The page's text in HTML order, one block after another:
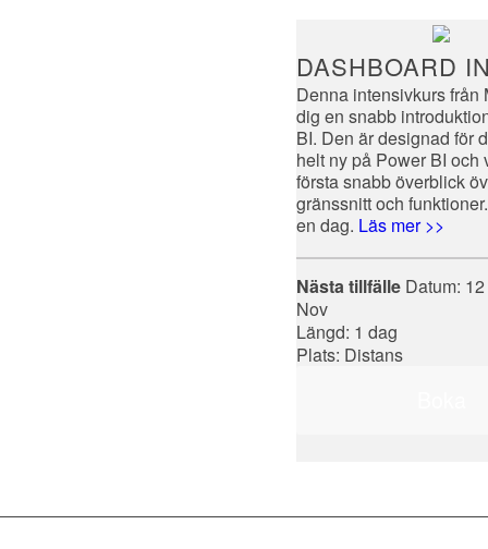
DASHBOARD
Denna intensivkurs från
dig en snabb
BI. Den är designad för
helt ny på Power BI och
första snabb överblick
gränssnitt och
en dag. Läs mer >>
Nästa tillfälle Datum:
Nov
Längd: 1 dag
Plats: Distans